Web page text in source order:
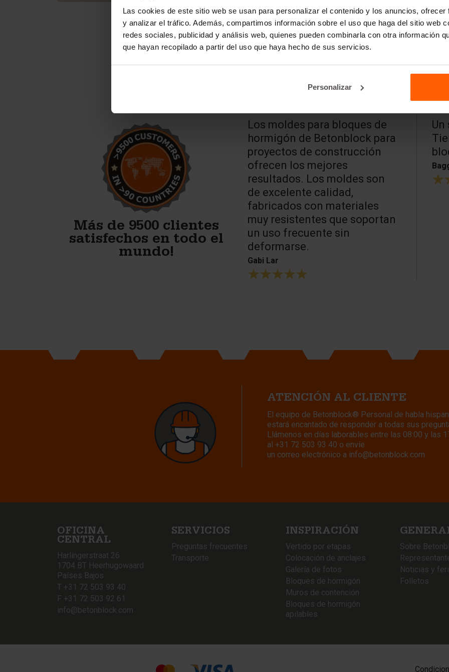
Las cookies de este sitio web se usan para personalizar el contenido y los anuncios,
y analizar el tráfico. Además, compartimos información sobre el uso que haga del sitio web
redes sociales, publicidad y análisis web, quienes pueden combinarla con otra información
que hayan recopilado a partir del uso que haya hecho de sus servicios.
Personalizar
Más de 9500 clientes
satisfechos en todo el
mundo!
Empezamos la producción de
bloques de hormigón. Con los
moldes de Betonblock
estamos listos para empezar
con buen pie.
Anton Koelma
Los moldes para bloques de
hormigón de Betonblock para
proyectos de construcción
ofrecen los mejores
resultados. Los moldes son
de excelente calidad,
fabricados con materiales
muy resistentes que soportan
un uso frecuente sin
deformarse.
Gabi Lar
Un
ATENCIÓN AL CLIENTE
El equipo de Betonblock® Personal de habla
estará encantado de responder a todas sus
Llámenos en días laborables entre las 08:00 y las
al +31 72 503 93 40 o envíe
un correo electrónico a info@betonblock.com
OFICINA
CENTRAL
Harlingerstraat 26
1704 BT Heerhugowaard
Países Bajos
T +31 72 503 93 40
F +31 72 503 92 61
info@betonblock.com
SERVICIOS
Preguntas frecuentes
Transporte
INSPIRACIÓN
Vertido por etapas
Colocación de anclajes
Galería de fotos
Bloques de hormigón
Muros de contención
Bloques de hormigón
apilables
Sobre
Noticias y
Folletos